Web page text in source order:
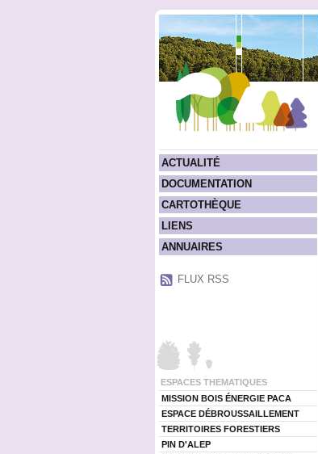
ACTUALITÉ
DOCUMENTATION
CARTOTHÈQUE
LIENS
ANNUAIRES
FLUX RSS
ESPACES THEMATIQUES
MISSION BOIS ÉNERGIE PACA
ESPACE DÉBROUSSAILLEMENT
TERRITOIRES FORESTIERS
PIN D'ALEP